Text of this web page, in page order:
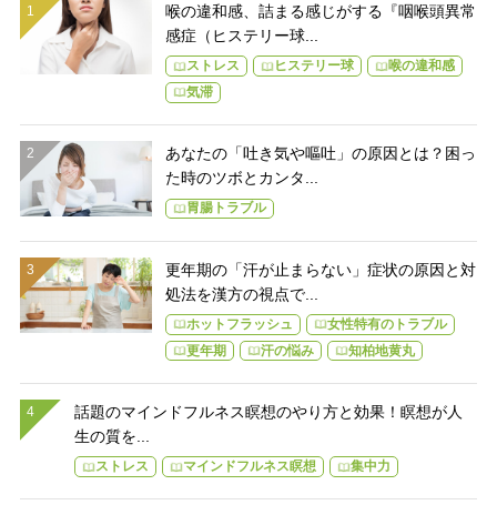
喉の違和感、詰まる感じがする『咽喉頭異常
感症（ヒステリー球...
ストレス ヒステリー球
喉の違和感
気滞
あなたの「吐き気や嘔吐」の原因とは？困っ
た時のツボとカンタ...
胃腸トラブル
更年期の「汗が止まらない」症状の原因と対
処法を漢方の視点で...
ホットフラッシュ
女性特有のトラブル
更年期
汗の悩み 知柏地黄丸
話題のマインドフルネス瞑想のやり方と効果！瞑想が人
生の質を...
ストレス マインドフルネス瞑想 集中力